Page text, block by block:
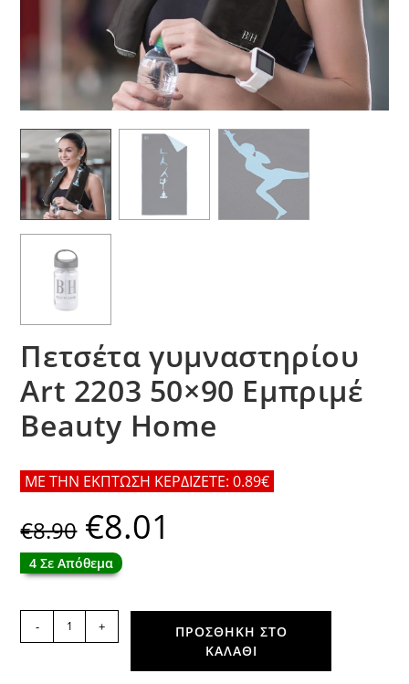
Πετσέτα γυμναστηρίου
Art 2203 50×90 Εμπριμέ
Beauty Home
ΜΕ ΤΗΝ ΕΚΠΤΩΣΗ ΚΕΡΔΙΖΕΤΕ: 0.89€
€8.90 Original
price
was:
€8.90.
€8.01
4 Σε Απόθεμα
Πετσέτα
γυμναστηρίου
- +
ΠΡΟΣΘΉΚΗ ΣΤΟ
ΚΑΛΆΘΙ